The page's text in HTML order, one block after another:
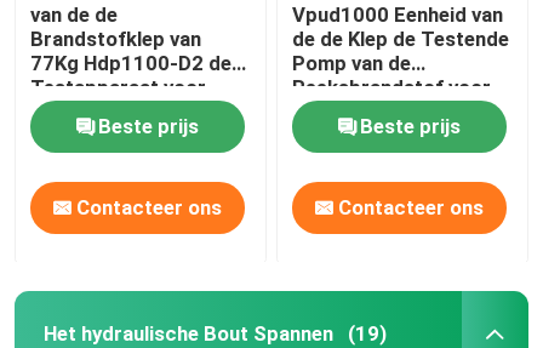
van de de
Brandstofklep van
77Kg Hdp1100-D2 de
Testapparaat voor
Mcc de
Dieselmotormeetapparaat
van Meb Mec Mk
Beste prijs
Contacteer ons
Vpud1000 Eenheid van
de de Klep de Testende
Pomp van de
Reeksbrandstof voor
Mcc Dieselmotor van
Meb Mec MkBeste prijs
Contacteer ons
Het hydraulische Bout Spannen (19)